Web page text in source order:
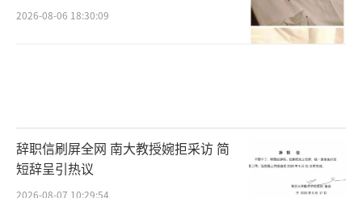
2026-08-06 18:30:09
辞职信刷屏全网 南大教授婉拒采访 简
短辞呈引热议
2026-08-07 10:29:54